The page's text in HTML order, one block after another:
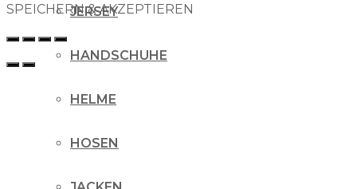
JERSEY
HANDSCHUHE
HELME
HOSEN
SPEICHERN & AKZEPTIEREN